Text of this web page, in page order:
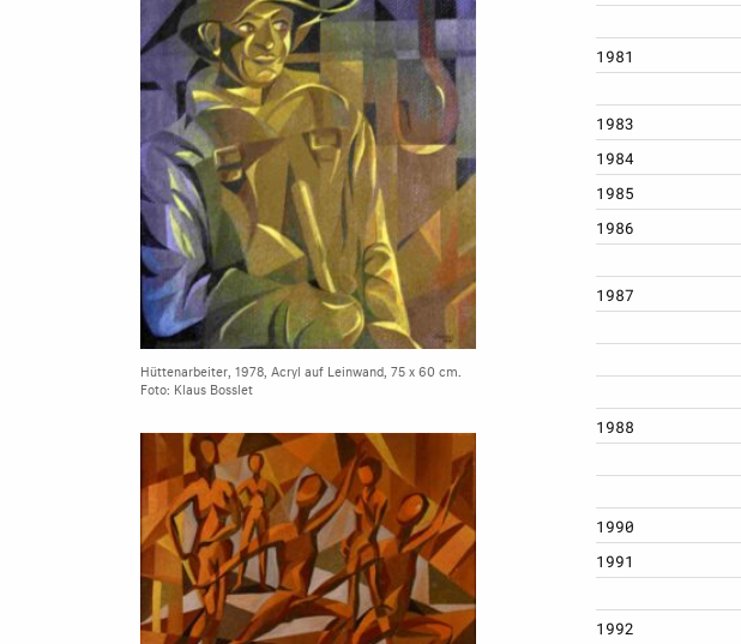
Hüttenarbeiter, 1978, Acryl auf Leinwand, 75 x 60 cm.
Foto: Klaus Bosslet
1981
1983
1984
1985
1986
1987
1988
1990
1991
1992